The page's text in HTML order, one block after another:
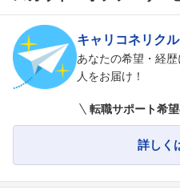
フォロ
こちらの企業もフ
キャリコネリク
あなたの希望・経
人をお届け！
転職サポート希
詳しく